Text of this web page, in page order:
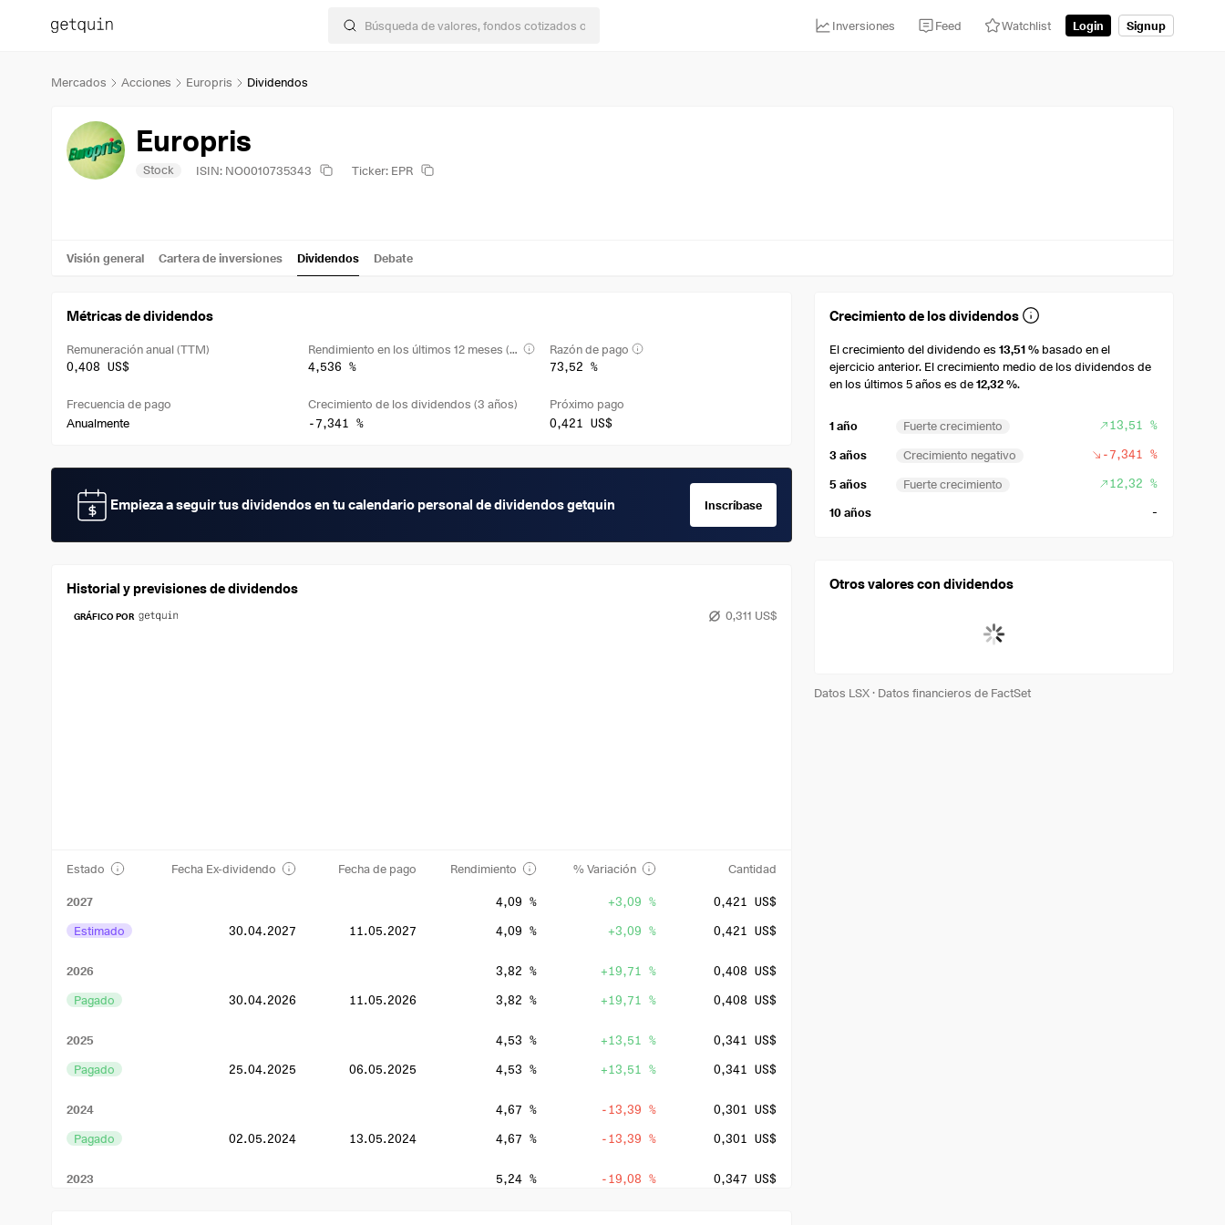
Inversiones Feed Watchlist Login Signup
Mercados Acciones Europris Dividendos
Europris
Stock ISIN: NO0010735343 Ticker: EPR
Visión general Cartera de inversiones Dividendos Debate
Métricas de dividendos
Remuneración anual (TTM)
0,408 US$
Rendimiento en los últimos 12 meses (TTM)
4,536 %
Razón de pago
73,52 %
Frecuencia de pago
Anualmente
Crecimiento de los dividendos (3 años)
-7,341 %
Próximo pago
0,421 US$
Empieza a seguir tus dividendos en tu calendario personal de dividendos getquin Inscríbase
Historial y previsiones de dividendos
0,311 US$
GRÁFICO POR
Estado Fecha Ex-dividendo Fecha de pago Rendimiento % Variación Cantidad
2027 4,09 % +3,09 %
0,421 US$
Estimado
30.04.2027 11.05.2027 4,09 % +3,09 % 0,421 US$
2026 3,82 % +19,71 %
0,408 US$
Pagado
30.04.2026 11.05.2026 3,82 % +19,71 % 0,408 US$
2025 4,53 % +13,51 %
0,341 US$
Pagado
25.04.2025 06.05.2025 4,53 % +13,51 % 0,341 US$
2024 4,67 % -13,39 %
0,301 US$
Pagado
02.05.2024 13.05.2024 4,67 % -13,39 % 0,301 US$
2023 5,24 % -19,08 %
0,347 US$
Crecimiento de los dividendos
El crecimiento del dividendo es13,51 % basado en el
ejercicio anterior. El crecimiento medio de los dividendos de
en los últimos 5 años es de12,32 %.
1 año Fuerte crecimiento 13,51 %
3 años Crecimiento negativo -7,341 %
5 años Fuerte crecimiento
12,32 %
10 años
-
Otros valores con dividendos
Datos LSX· Datos financieros de FactSet